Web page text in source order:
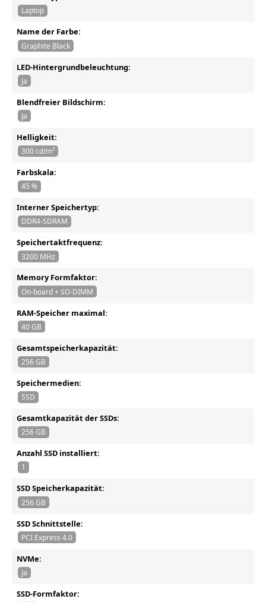
Laptop
Name der Farbe:
Graphite Black
LED-Hintergrundbeleuchtung:
Ja
Blendfreier Bildschirm:
Ja
Helligkeit:
300 cd/m²
Farbskala:
45 %
Interner Speichertyp:
DDR4-SDRAM
Speichertaktfrequenz:
3200 MHz
Memory Formfaktor:
On-board + SO-DIMM
RAM-Speicher maximal:
40 GB
Gesamtspeicherkapazität:
256 GB
Speichermedien:
SSD
Gesamtkapazität der SSDs:
256 GB
Anzahl SSD installiert:
1
SSD Speicherkapazität:
256 GB
SSD Schnittstelle:
PCI Express 4.0
NVMe:
Ja
SSD-Formfaktor: